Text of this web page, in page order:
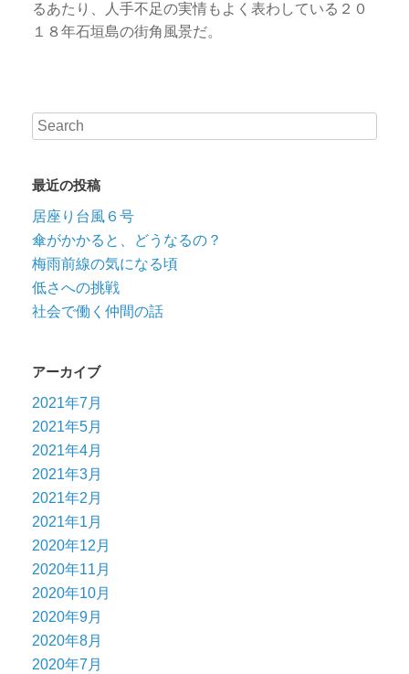
るあたり、人手不足の実情もよく表わしている２０
１８年石垣島の街角風景だ。
最近の投稿
居座り台風６号
傘がかかると、どうなるの？
梅雨前線の気になる頃
低さへの挑戦
社会で働く仲間の話
アーカイブ
2021年7月
2021年5月
2021年4月
2021年3月
2021年2月
2021年1月
2020年12月
2020年11月
2020年10月
2020年9月
2020年8月
2020年7月